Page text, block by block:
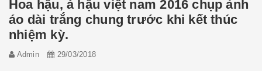
Hoa hậu, á hậu việt nam 2016 chụp ảnh
áo dài trắng chung trước khi kết thúc
nhiệm kỳ.
Admin 29/03/2018